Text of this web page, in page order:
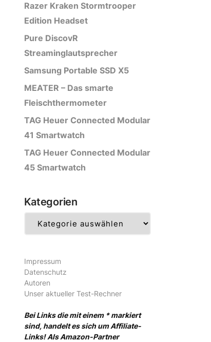
Razer Kraken Stormtrooper
Edition Headset
Pure DiscovR
Streaminglautsprecher
Samsung Portable SSD X5
MEATER – Das smarte
Fleischthermometer
TAG Heuer Connected Modular
41 Smartwatch
TAG Heuer Connected Modular
45 Smartwatch
Kategorien
Impressum
Datenschutz
Autoren
Unser aktueller Test-Rechner
Bei Links die mit einem * markiert
sind, handelt es sich um Affiliate-
Links! Als Amazon-Partner